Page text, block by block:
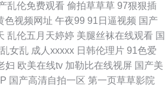
乱伦免费观看 偷拍草草草 97狠狠插
色视频网址 午夜99 91日逼视频 国产
乱伦五月天婷婷 美腿丝袜在线观看 国
女乱 成人xxxxx 日韩伦理片 91色爱
妇 欧美在线tv 加勒比在线视屏 国产美
国产高清自拍一区 第一页草草影院